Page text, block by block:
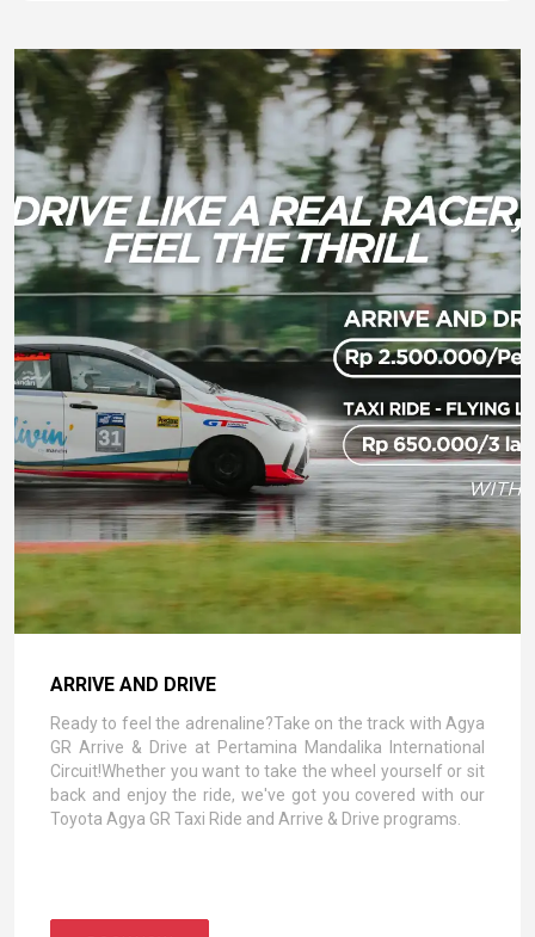
ARRIVE AND DRIVE
Ready to feel the adrenaline?Take on the track with Agya
GR Arrive & Drive at Pertamina Mandalika International
Circuit!Whether you want to take the wheel yourself or sit
back and enjoy the ride, we've got you covered with our
Toyota Agya GR Taxi Ride and Arrive & Drive programs.